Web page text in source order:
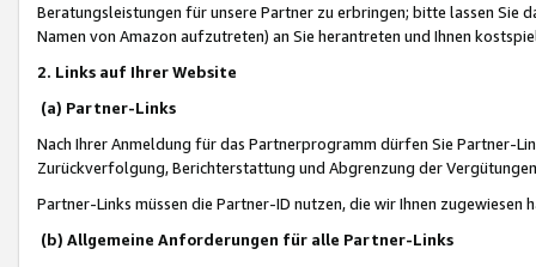
Beratungsleistungen für unsere Partner zu erbringen; bitte lassen Sie
Namen von Amazon aufzutreten) an Sie herantreten und Ihnen
2. Links auf Ihrer Website
(a) Partner-Links
Nach Ihrer Anmeldung für das Partnerprogramm dürfen Sie Partner-
Zurückverfolgung, Berichterstattung und Abgrenzung der
Partner-Links müssen die Partner-ID nutzen, die wir Ihnen zugewiesen
(b) Allgemeine Anforderungen für alle Partner-Links